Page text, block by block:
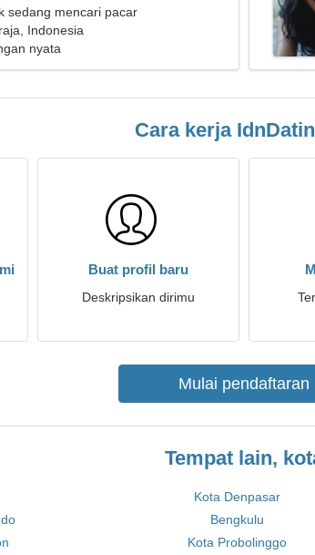
sedang mencari pacar
Indonesia
nyata
Cara kerja
Buat profil baru
Deskripsikan dirimu
Mulai pendaftaran
Tempat lain,
Kota Denpasar
Bengkulu
Kota Probolinggo